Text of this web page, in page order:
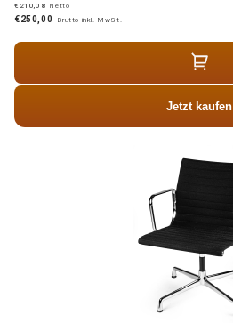
€210,08 Netto
€250,00 Brutto inkl. MwSt.
Jetzt kaufen